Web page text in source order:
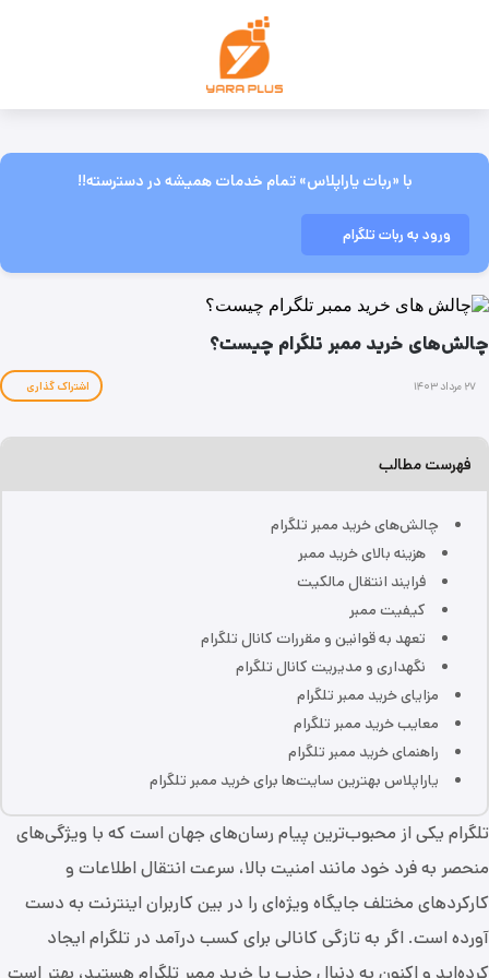
با «ربات یاراپلاس» تمام خدمات همیشه در دسترسته!!
ورود به ربات تلگرام
چالش‌های خرید ممبر تلگرام چیست؟
۲۷ مرداد ۱۴۰۳ اشتراک گذاری
فهرست مطالب
چالش‌های خرید ممبر تلگرام
هزینه بالای خرید ممبر
فرایند انتقال مالکیت
کیفیت ممبر
تعهد به قوانین و مقررات کانال تلگرام
نگهداری و مدیریت کانال تلگرام
مزایای خرید ممبر تلگرام
معایب خرید ممبر تلگرام
راهنمای خرید ممبر تلگرام
یاراپلاس بهترین سایت‌ها برای خرید ممبر تلگرام
تلگرام یکی از محبوب‌ترین پیام رسان‌های جهان است که با ویژگی‌های
منحصر به فرد خود مانند امنیت بالا، سرعت انتقال اطلاعات و
کارکرد‌های مختلف جایگاه ویژه‌ای را در بین کاربران اینترنت به دست
آورده است. اگر به تازگی کانالی برای کسب درآمد در تلگرام ایجاد